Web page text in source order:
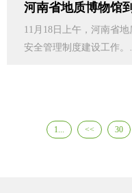
河南省地质博物馆
11月18日上午，河南省
安全管理制度建设工作
1... << 30